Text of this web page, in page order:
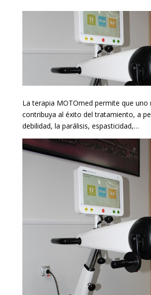
La terapia MOTOmed permite que uno
contribuya al éxito del tratamiento, a
debilidad, la parálisis, espasticidad,…